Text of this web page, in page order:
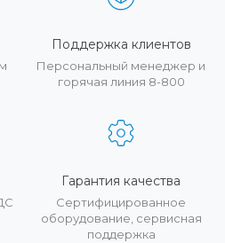
Поддержка клиентов
Персональный менеджер и
горячая линия 8-800
Гарантия качества
Сертифицированное
оборудование, сервисная
поддержка